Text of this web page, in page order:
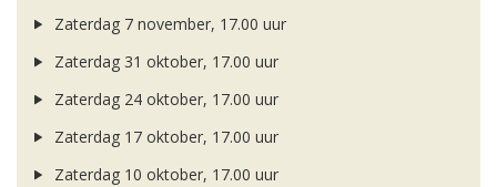
Zaterdag 7 november, 17.00 uur
Zaterdag 31 oktober, 17.00 uur
Zaterdag 24 oktober, 17.00 uur
Zaterdag 17 oktober, 17.00 uur
Zaterdag 10 oktober, 17.00 uur